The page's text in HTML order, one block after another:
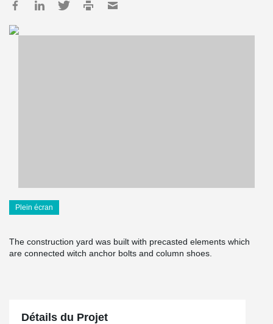
Plein écran
The construction yard was built with precasted elements which
are connected witch anchor bolts and column shoes.
Détails du Projet